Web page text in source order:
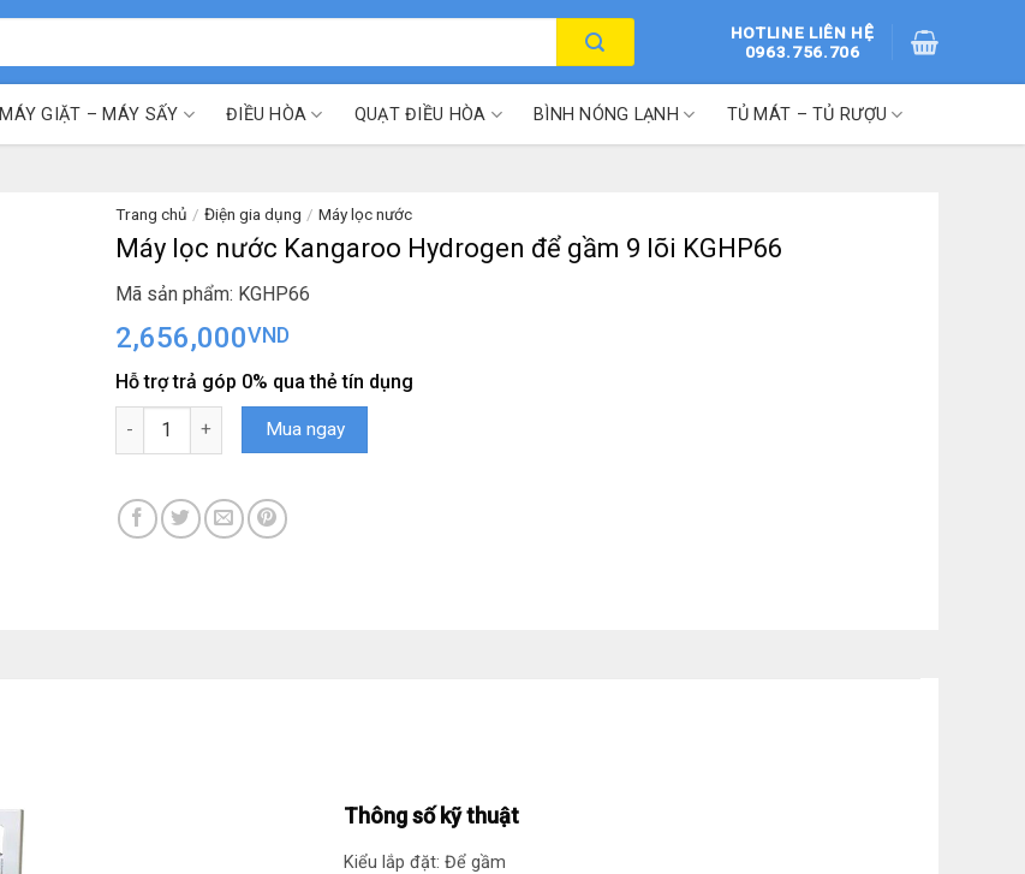
HOTLINE LIÊN HỆ
0963.756.706
MÁY GIẶT – MÁY SẤY ĐIỀU HÒA QUẠT ĐIỀU HÒA BÌNH NÓNG LẠNH TỦ MÁT – TỦ RƯỢU
Trang chủ / Điện gia dụng / Máy lọc nước
Máy lọc nước Kangaroo Hydrogen để gầm 9 lõi KGHP66
Mã sản phẩm: KGHP66
2,656,000VND
Hỗ trợ trả góp 0% qua thẻ tín dụng
Máy lọc nước Kangaroo Hydrogen để gầm 9 lõi KGHP66 số lượng
Mua ngay
Thông số kỹ thuật
Kiểu lắp đặt: Để gầm